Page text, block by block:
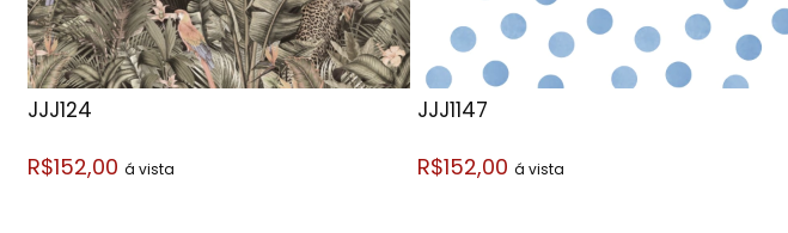
JJJ124
R$152,00 á vista
JJJ1147
R$152,00 á vista